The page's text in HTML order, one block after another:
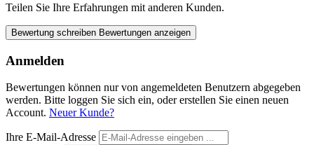
Teilen Sie Ihre Erfahrungen mit anderen Kunden.
Bewertung schreiben Bewertungen anzeigen
Anmelden
Bewertungen können nur von angemeldeten Benutzern abgegeben
werden. Bitte loggen Sie sich ein, oder erstellen Sie einen neuen
Account. Neuer Kunde?
Ihre E-Mail-Adresse